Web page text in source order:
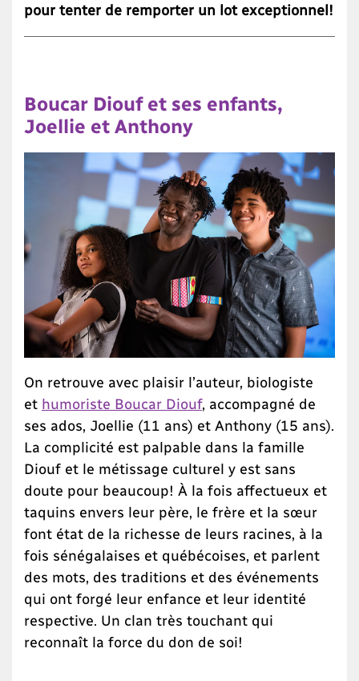
pour tenter de remporter un lot exceptionnel!
Boucar Diouf et ses enfants,
Joellie et Anthony
On retrouve avec plaisir l’auteur, biologiste
et humoriste Boucar Diouf, accompagné de
ses ados, Joellie (11 ans) et Anthony (15 ans).
La complicité est palpable dans la famille
Diouf et le métissage culturel y est sans
doute pour beaucoup! À la fois affectueux et
taquins envers leur père, le frère et la sœur
font état de la richesse de leurs racines, à la
fois sénégalaises et québécoises, et parlent
des mots, des traditions et des événements
qui ont forgé leur enfance et leur identité
respective. Un clan très touchant qui
reconnaît la force du don de soi!